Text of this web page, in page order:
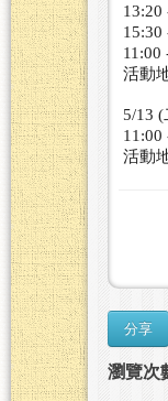
13:20
11:00
活動
5/13 (
11:00
活動
瀏覽次